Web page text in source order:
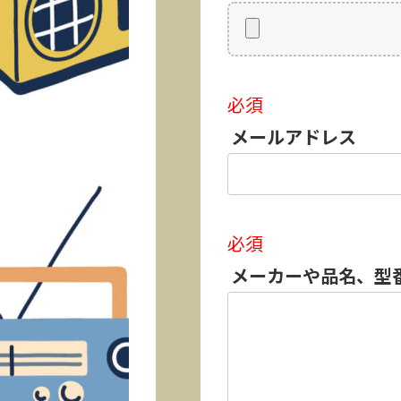
必須
メールアドレス
必須
メーカーや品名、型